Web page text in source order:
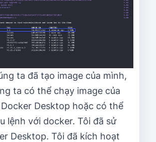
ta đã tạo image của mình,
ta có thể chạy image của
Desktop hoặc có thể
lệnh với docker. Tôi đã sử
Desktop. Tôi đã kích hoạt